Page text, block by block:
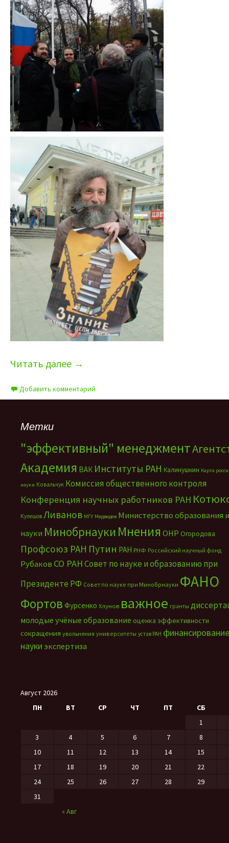
Читать далее →
Добавить комментарий
Метки
"эффективный" менеджмент
Академия ВАК Институты РАН Калинушкин Карта
науки Ковальчук Комиссия общественного контроля
Конференция научных работников РАН
Кулешов Ливанов МГУ Медведев Министерство образования и
науки Минобрнауки Мнения ОНР Огородова
Профсоюз РАН Путин РАН РНФ Российский научный фонд
Рубаков СО РАНСовет по науке и образованию при
Президенте РФ Совет по науке при Минобрнауки ФАНО
Фортов Фурсенко Хлунов важное гранты
молодые учёные образование оценка эффективности
сокращения увольнения университеты устав РАН финансирование
науки экспертиза
Август 2026
ПН
ВТ СР ЧТ ПТ СБ
« Авг
1
3
4 5 6 7
8
10
11 12 13 14
15
17
18 19 20 21
22
24
25 26 27 28
29
31